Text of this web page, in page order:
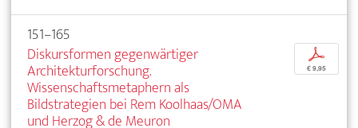
151–165
Diskursformen gegenwärtiger
Architekturforschung.
Wissenschaftsmetaphern als
Bildstrategien bei Rem Koolhaas/OMA
und Herzog & de Meuron
p
€ 9,95